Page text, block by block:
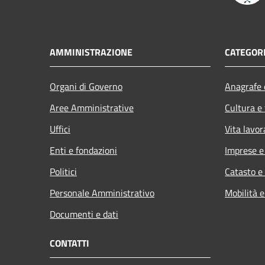
AMMINISTRAZIONE
Organi di Governo
Aree Amministrative
Uffici
Enti e fondazioni
Politici
Personale Amministrativo
Documenti e dati
Cultura
Vita
Imprese
Catasto
Mobilità
CONTATTI